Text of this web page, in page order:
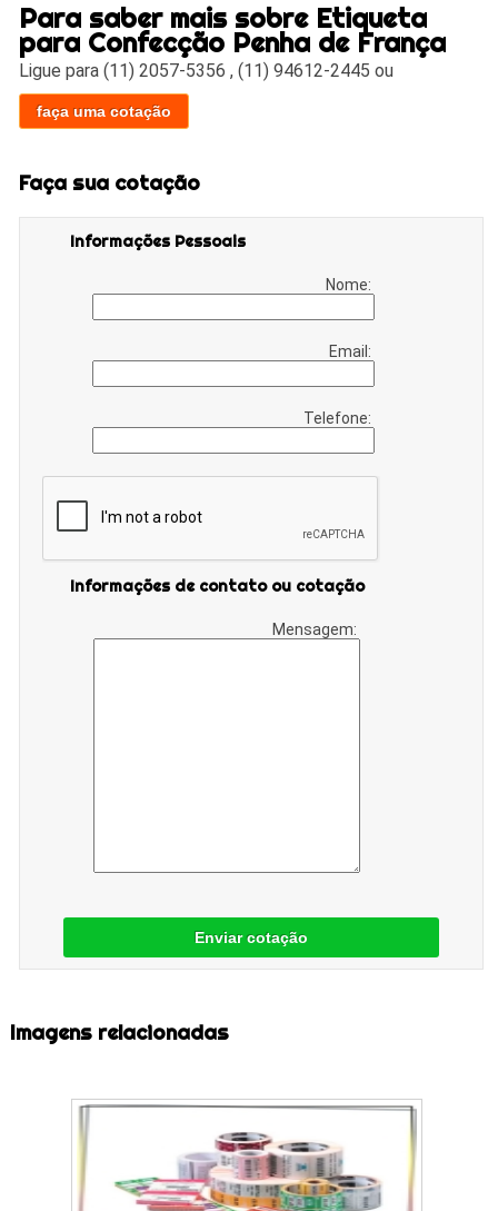
Para saber mais sobre Etiqueta
para Confecção Penha de França
Ligue para(11) 2057-5356 ,(11) 94612-2445 ou
faça uma cotação
Faça sua cotação
Informações Pessoais
Nome:
Email:
Telefone:
Informações de contato ou cotação
Mensagem:
Enviar cotação
Imagens relacionadas